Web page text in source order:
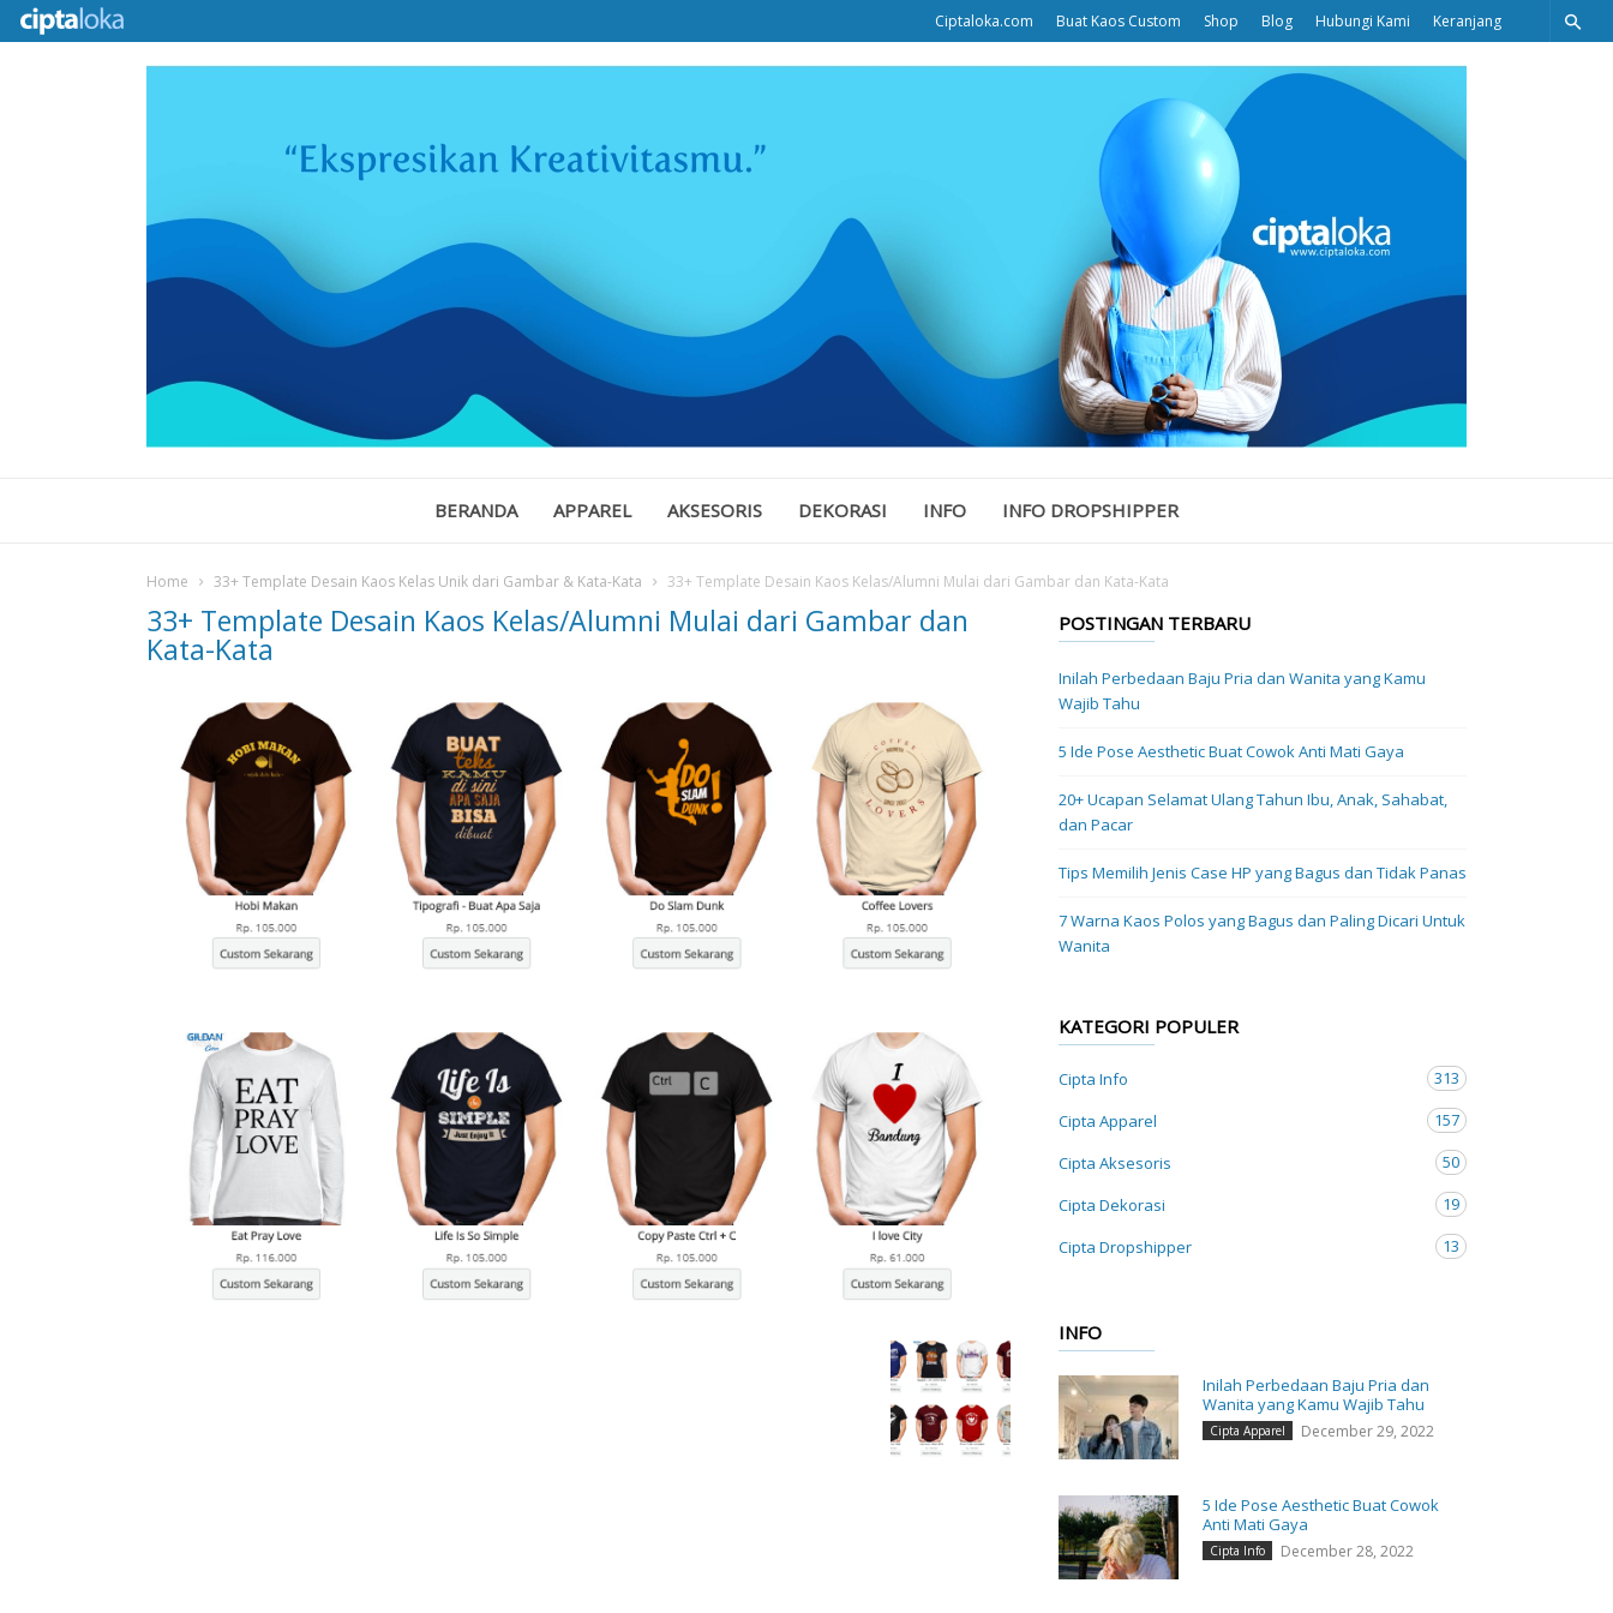
Ciptaloka.com Buat Kaos Custom Shop Blog Hubungi Kami Keranjang
BERANDA APPAREL AKSESORIS DEKORASI INFO INFO DROPSHIPPER
Home 33+ Template Desain Kaos Kelas Unik dari Gambar & Kata-Kata 33+ Template Desain Kaos Kelas/Alumni Mulai dari Gambar dan Kata-Kata
33+ Template Desain Kaos Kelas/Alumni Mulai dari Gambar dan
Kata-Kata
POSTINGAN TERBARU
Inilah Perbedaan Baju Pria dan Wanita yang Kamu
Wajib Tahu
5 Ide Pose Aesthetic Buat Cowok Anti Mati Gaya
20+ Ucapan Selamat Ulang Tahun Ibu, Anak, Sahabat,
dan Pacar
Tips Memilih Jenis Case HP yang Bagus dan Tidak Panas
7 Warna Kaos Polos yang Bagus dan Paling Dicari Untuk
Wanita
KATEGORI POPULER
Cipta Info
313
Cipta Apparel
157
Cipta Aksesoris
50
Cipta Dekorasi
19
Cipta Dropshipper
13
INFO
Inilah Perbedaan Baju Pria dan
Wanita yang Kamu Wajib Tahu
Cipta Apparel December 29, 2022
5 Ide Pose Aesthetic Buat Cowok
Anti Mati Gaya
Cipta Info December 28, 2022